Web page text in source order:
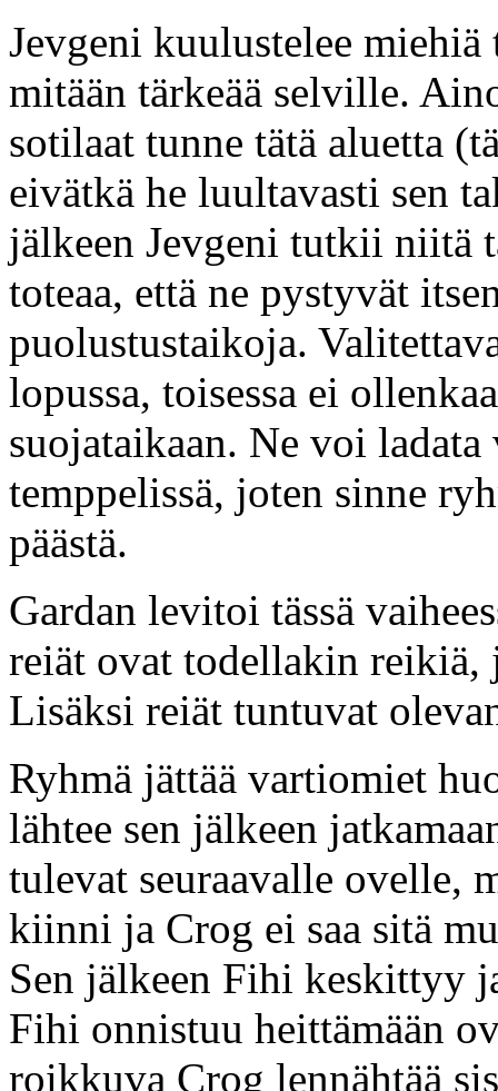
Jevgeni kuulustelee
mitään tärkeää selville.
sotilaat tunne tätä aluetta
eivätkä he luultavasti sen
jälkeen Jevgeni tutkii niitä
toteaa, että ne pystyvät
puolustustaikoja.
lopussa, toisessa ei
suojataikaan. Ne voi
temppelissä, joten sinne
päästä.
Gardan levitoi tässä
reiät ovat todellakin reikiä,
Lisäksi reiät tuntuvat
Ryhmä jättää vartiomiet
lähtee sen jälkeen
tulevat seuraavalle ovelle,
kiinni ja Crog ei saa sitä
Sen jälkeen Fihi keskittyy
Fihi onnistuu heittämään
roikkuva Crog lennähtää